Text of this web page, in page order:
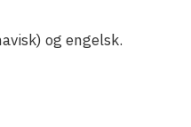
og engelsk.